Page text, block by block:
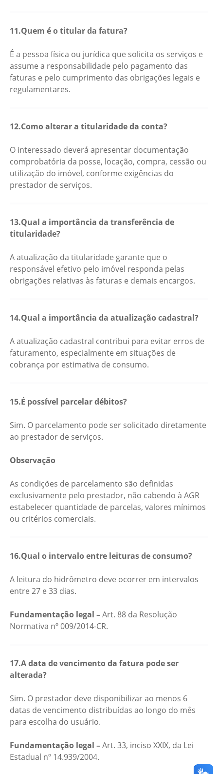
11.Quem é o titular da fatura?
É a pessoa física ou jurídica que solicita os serviços e
assume a responsabilidade pelo pagamento das
faturas e pelo cumprimento das obrigações legais e
regulamentares.
12.Como alterar a titularidade da conta?
O interessado deverá apresentar documentação
comprobatória da posse, locação, compra, cessão ou
utilização do imóvel, conforme exigências do
prestador de serviços.
13.Qual a importância da transferência de
titularidade?
A atualização da titularidade garante que o
responsável efetivo pelo imóvel responda pelas
obrigações relativas às faturas e demais encargos.
14.Qual a importância da atualização cadastral?
A atualização cadastral contribui para evitar erros de
faturamento, especialmente em situações de
cobrança por estimativa de consumo.
15.É possível parcelar débitos?
Sim. O parcelamento pode ser solicitado diretamente
ao prestador de serviços.
Observação
As condições de parcelamento são definidas
exclusivamente pelo prestador, não cabendo à AGR
estabelecer quantidade de parcelas, valores mínimos
ou critérios comerciais.
16.Qual o intervalo entre leituras de consumo?
A leitura do hidrômetro deve ocorrer em intervalos
entre 27 e 33 dias.
Fundamentação legal –Art. 88 da Resolução
Normativa nº 009/2014-CR.
17.A data de vencimento da fatura pode ser
alterada?
Sim. O prestador deve disponibilizar ao menos 6
datas de vencimento distribuídas ao longo do mês
para escolha do usuário.
Fundamentação legal –Art. 33, inciso XXIX, da Lei
Estadual nº 14.939/2004.